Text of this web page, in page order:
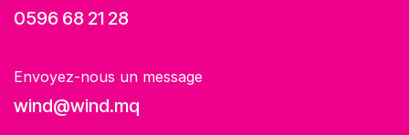
0596 68 21 28
Envoyez-nous un message
wind@wind.mq